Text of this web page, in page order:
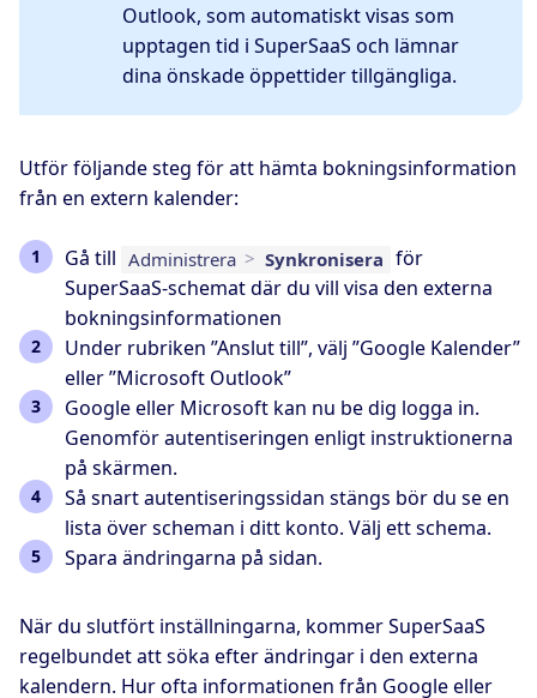
Outlook, som automatiskt visas som
upptagen tid i SuperSaaS och lämnar
dina önskade öppettider tillgängliga.
Utför följande steg för att hämta bokningsinformation
från en extern kalender:
Gå till Administrera > Synkronisera för
SuperSaaS-schemat där du vill visa den externa
bokningsinformationen
Under rubriken ”Anslut till”, välj ”Google Kalender”
eller ”Microsoft Outlook”
Google eller Microsoft kan nu be dig logga in.
Genomför autentiseringen enligt instruktionerna
på skärmen.
Så snart autentiseringssidan stängs bör du se en
lista över scheman i ditt konto. Välj ett schema.
Spara ändringarna på sidan.
När du slutfört inställningarna, kommer SuperSaaS
regelbundet att söka efter ändringar i den externa
kalendern. Hur ofta informationen från Google eller